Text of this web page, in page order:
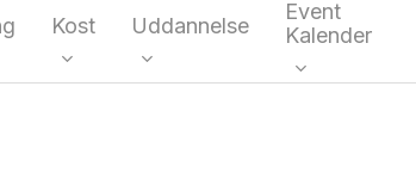
Kost Uddannelse
Event
Kalender